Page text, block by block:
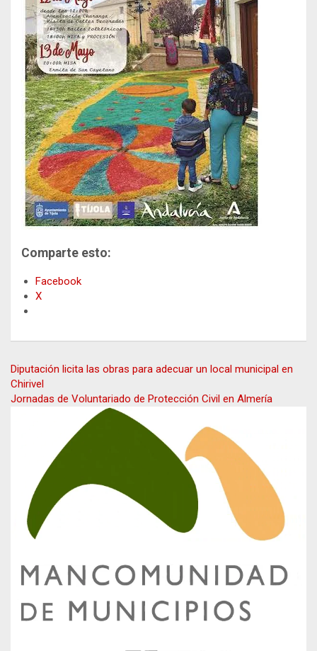
Comparte esto:
Facebook
X
Navegación
de
Diputación licita las obras para adecuar un local municipal en
Chirivel
Jornadas de Voluntariado de Protección Civil en Almería